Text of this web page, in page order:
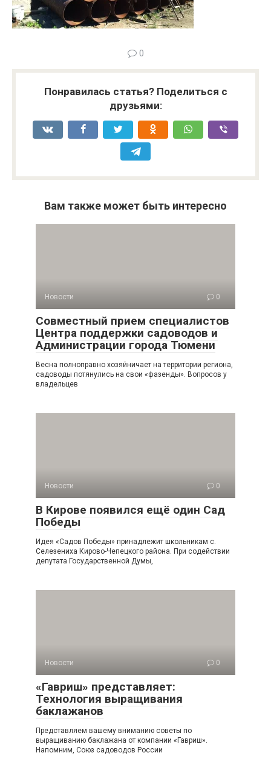
0
Понравилась статья? Поделиться с
друзьями:
Вам также может быть интересно
Новости 0
Совместный прием специалистов
Центра поддержки садоводов и
Администрации города Тюмени
Весна полноправно хозяйничает на территории региона,
садоводы потянулись на свои «фазенды». Вопросов у
владельцев
Новости 0
В Кирове появился ещё один Сад
Победы
Идея «Садов Победы» принадлежит школьникам с.
Селезениха Кирово-Чепецкого района. При содействии
депутата Государственной Думы,
Новости 0
«Гавриш» представляет:
Технология выращивания
баклажанов
Представляем вашему вниманию советы по
выращиванию баклажана от компании «Гавриш».
Напомним, Союз садоводов России